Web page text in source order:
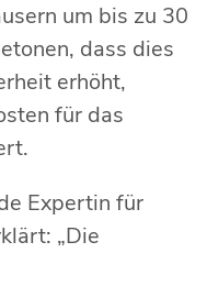
um bis zu 30
dass dies
erhöht,
für das
Expertin für
„Die